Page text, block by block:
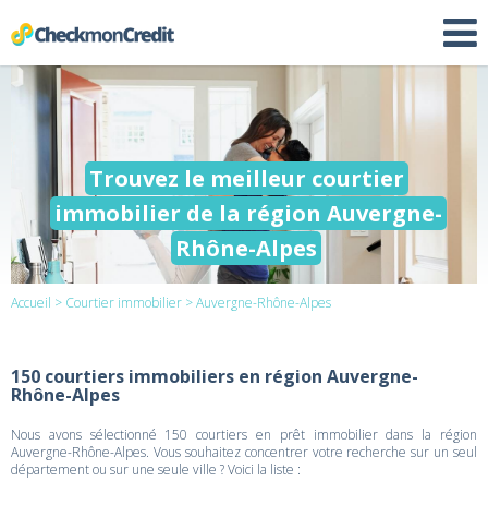
Trouvez le meilleur courtier
immobilier de la région Auvergne-
Rhône-Alpes
Accueil > Courtier immobilier > Auvergne-Rhône-Alpes
150 courtiers immobiliers en région Auvergne-
Rhône-Alpes
Nous avons sélectionné 150 courtiers en prêt immobilier dans la région
Auvergne-Rhône-Alpes. Vous souhaitez concentrer votre recherche sur un seul
département ou sur une seule ville ? Voici la liste :